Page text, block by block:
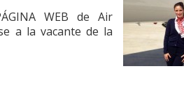
WEB de Air
a la vacante de la